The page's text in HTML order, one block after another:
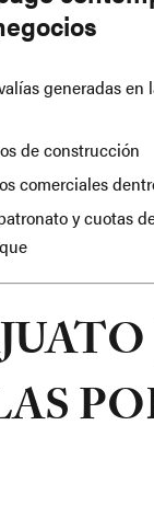
generadas en
de construcción
comerciales
y cuotas